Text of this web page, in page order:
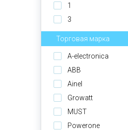
1
3
Торговая марка
A-electronica
ABB
Ainel
Growatt
MUST
Powerone